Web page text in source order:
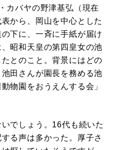
カバヤの野津基弘（現在
から、岡山を中心とした
下に、一斉に手紙が届け
昭和天皇の第四皇女の池
とのこと。背景にはどの
田さんが園長を務める池
物園をおうえんする会」
でしょう。16代も続いた
る声は多かった。厚子さ